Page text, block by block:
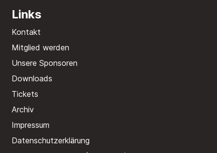
Links
Kontakt
Mitglied werden
Unsere Sponsoren
Downloads
Tickets
Archiv
Impressum
Datenschutzerklärung